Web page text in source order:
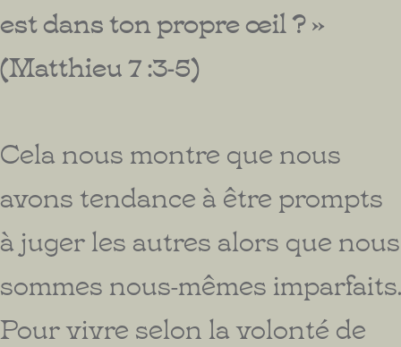
est dans ton propre œil ? »
(Matthieu 7 :3-5)
Cela nous montre que nous
avons tendance à être prompts
à juger les autres alors que nous
sommes nous-mêmes imparfaits.
Pour vivre selon la volonté de